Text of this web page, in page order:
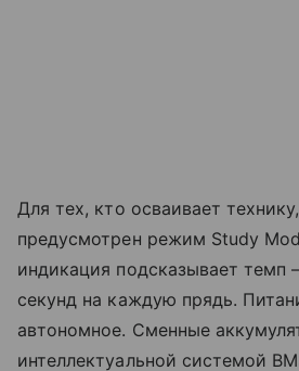
Для тех, кто осваивает
предусмотрен режим Study
индикация подсказывает темп
секунд на каждую прядь.
автономное. Сменные
интеллектуальной системой